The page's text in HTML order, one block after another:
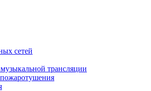
сетей
трансляции
пожаротушения